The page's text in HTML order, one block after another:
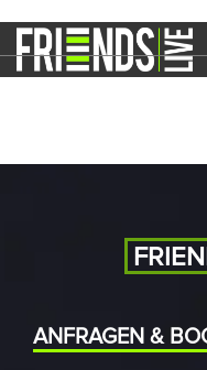
REFERENZEN
Wiesenmarkt
ANFRAGEN &